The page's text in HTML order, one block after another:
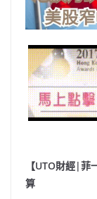
【UTO財經|
算